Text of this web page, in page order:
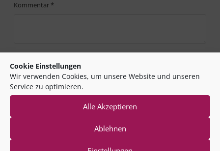
Cookie Einstellungen
Wir verwenden Cookies, um unsere Website und unseren
Service zu optimieren.
Alle Akzeptieren
Ablehnen
Kommentar *